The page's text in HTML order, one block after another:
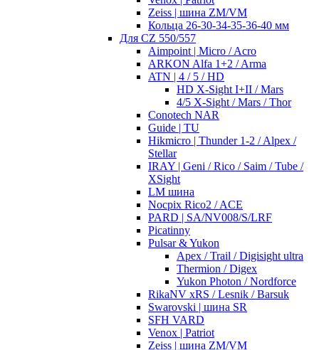
Zeiss | шина ZM/VM
Кольца 26-30-34-35-36-40 мм
Для CZ 550/557
Aimpoint | Micro / Acro
ARKON Alfa 1+2 / Arma
ATN | 4 / 5 / HD
HD X-Sight I+II / Mars
4/5 X-Sight / Mars / Thor
Conotech NAR
Guide | TU
Hikmicro | Thunder 1-2 / Alpex /
Stellar
IRAY | Geni / Rico / Saim / Tube /
XSight
LM шина
Nocpix Rico2 / ACE
PARD | SA/NV008/S/LRF
Picatinny
Pulsar & Yukon
Apex / Trail / Digisight ultra
Thermion / Digex
Yukon Photon / Nordforce
RikaNV xRS / Lesnik / Barsuk
Swarovski | шина SR
SFH VARD
Venox | Patriot
Zeiss | шина ZM/VM